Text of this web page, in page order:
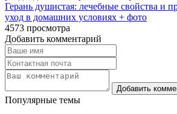
Герань душистая: лечебные свойства и
уход в домашних условиях + фото
4573 просмотра
Добавить комментарий
Популярные темы